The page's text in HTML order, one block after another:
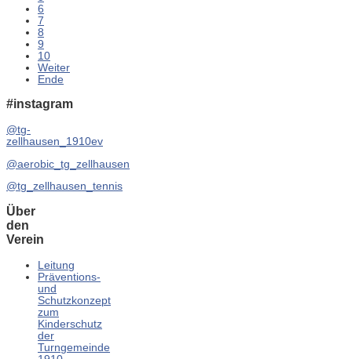
6
7
8
9
10
Weiter
Ende
#instagram
@tg-
zellhausen_1910ev
@aerobic_tg_zellhausen
@tg_zellhausen_tennis
Über
den
Verein
Leitung
Präventions-
und
Schutzkonzept
zum
Kinderschutz
der
Turngemeinde